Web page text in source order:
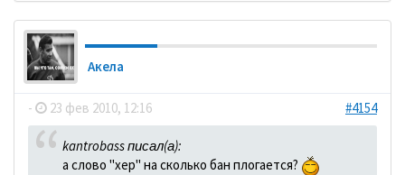
Акела
- 23 фев 2010, 12:16 #4154
kantrobass писал(а):
а слово "хер" на сколько бан плогается?